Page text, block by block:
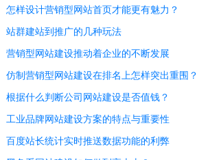
怎样设计营销型网站首页才能更有魅力？
站群建站到推广的几种玩法
营销型网站建设推动着企业的不断发展
仿制营销型网站建设在排名上怎样突出重围？
根据什么判断公司网站建设是否值钱？
工业品牌网站建设方案的特点与重要性
百度站长统计实时推送数据功能的利弊